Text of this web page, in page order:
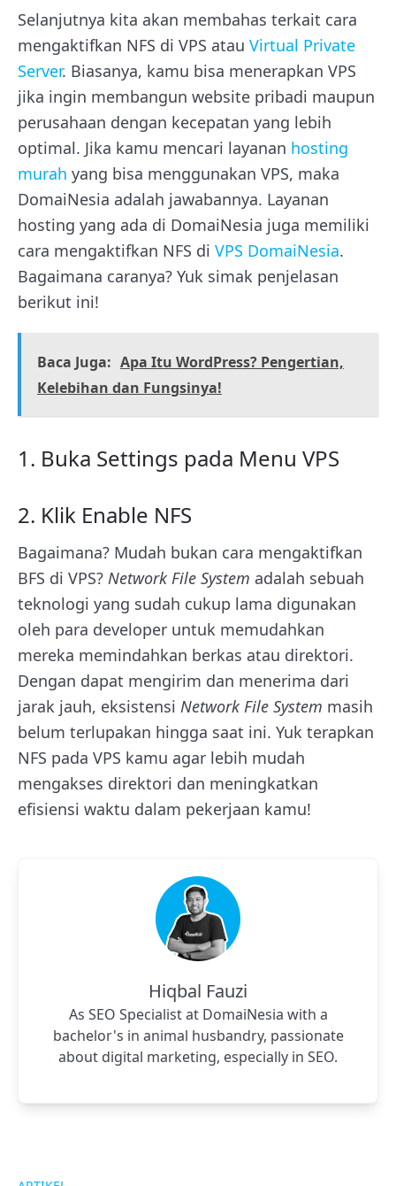
Selanjutnya kita akan membahas terkait cara
mengaktifkan NFS di VPS atau Virtual Private
Server. Biasanya, kamu bisa menerapkan VPS
jika ingin membangun website pribadi maupun
perusahaan dengan kecepatan yang lebih
optimal. Jika kamu mencari layanan hosting
murah yang bisa menggunakan VPS, maka
DomaiNesia adalah jawabannya. Layanan
hosting yang ada di DomaiNesia juga memiliki
cara mengaktifkan NFS di VPS DomaiNesia.
Bagaimana caranya? Yuk simak penjelasan
berikut ini!
Baca Juga: Apa Itu WordPress? Pengertian,
Kelebihan dan Fungsinya!
1. Buka Settings pada Menu VPS
2. Klik Enable NFS
Bagaimana? Mudah bukan cara mengaktifkan
BFS di VPS? Network File System adalah sebuah
teknologi yang sudah cukup lama digunakan
oleh para developer untuk memudahkan
mereka memindahkan berkas atau direktori.
Dengan dapat mengirim dan menerima dari
jarak jauh, eksistensi Network File System masih
belum terlupakan hingga saat ini. Yuk terapkan
NFS pada VPS kamu agar lebih mudah
mengakses direktori dan meningkatkan
efisiensi waktu dalam pekerjaan kamu!
Hiqbal Fauzi
As SEO Specialist at DomaiNesia with a
bachelor's in animal husbandry, passionate
about digital marketing, especially in SEO.